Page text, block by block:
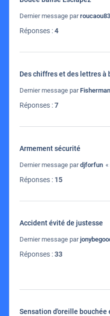
Dernier message parroucaou83
Réponses :4
Des chiffres et des lettres à
Dernier message par Fisherman
Réponses :7
Armement sécurité
Dernier message pardjforfun «
Réponses : 15
Accident évité de justesse
Dernier message par
Réponses :33
Sensation d'oreille bouchée